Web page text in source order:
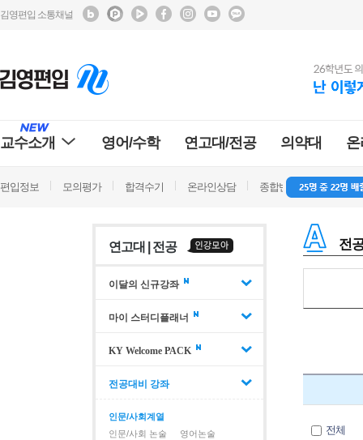
김영편입 소통채널
교수소개 영어/수학 연고대/전공 의약대
편입정보 모의평가 합격수기 온라인상담 종합반 방문상담
연고대 | 전공
이달의 신규강좌
마이 스터디플래너
KY Welcome PACK
전공대비 강좌
인문/사회계열
인문/사회 논술
영어논술
전
전체